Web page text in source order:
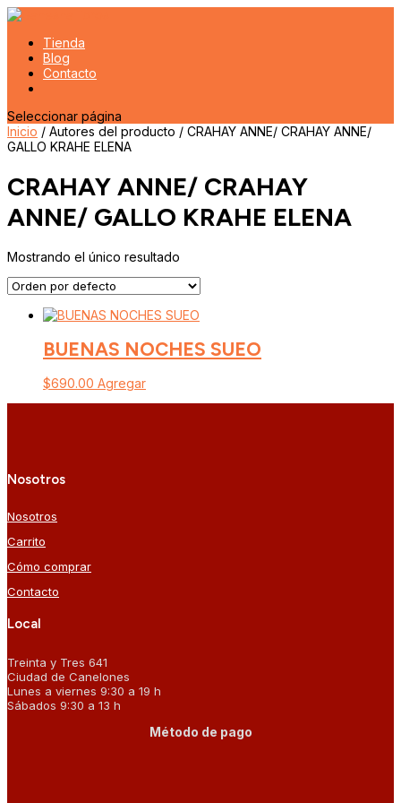
Tienda
Blog
Contacto
Seleccionar página
Inicio / Autores del producto / CRAHAY ANNE/ CRAHAY ANNE/
GALLO KRAHE ELENA
CRAHAY ANNE/ CRAHAY
ANNE/ GALLO KRAHE ELENA
Mostrando el único resultado
BUENAS NOCHES SUEO
$690.00 Agregar
Nosotros
Nosotros
Carrito
Cómo comprar
Contacto
Local
Treinta y Tres 641
Ciudad de Canelones
Lunes a viernes 9:30 a 19 h
Sábados 9:30 a 13 h
Método de pago